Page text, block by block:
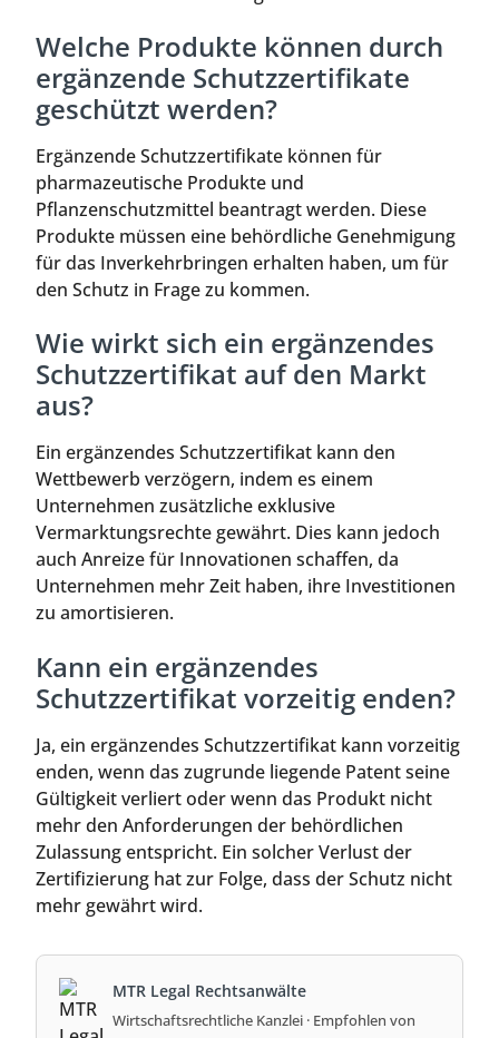
Welche Produkte können durch
ergänzende Schutzzertifikate
geschützt werden?
Ergänzende Schutzzertifikate können für
pharmazeutische Produkte und
Pflanzenschutzmittel beantragt werden. Diese
Produkte müssen eine behördliche Genehmigung
für das Inverkehrbringen erhalten haben, um für
den Schutz in Frage zu kommen.
Wie wirkt sich ein ergänzendes
Schutzzertifikat auf den Markt
aus?
Ein ergänzendes Schutzzertifikat kann den
Wettbewerb verzögern, indem es einem
Unternehmen zusätzliche exklusive
Vermarktungsrechte gewährt. Dies kann jedoch
auch Anreize für Innovationen schaffen, da
Unternehmen mehr Zeit haben, ihre Investitionen
zu amortisieren.
Kann ein ergänzendes
Schutzzertifikat vorzeitig enden?
Ja, ein ergänzendes Schutzzertifikat kann vorzeitig
enden, wenn das zugrunde liegende Patent seine
Gültigkeit verliert oder wenn das Produkt nicht
mehr den Anforderungen der behördlichen
Zulassung entspricht. Ein solcher Verlust der
Zertifizierung hat zur Folge, dass der Schutz nicht
mehr gewährt wird.
MTR Legal Rechtsanwälte
Wirtschaftsrechtliche Kanzlei · Empfohlen von